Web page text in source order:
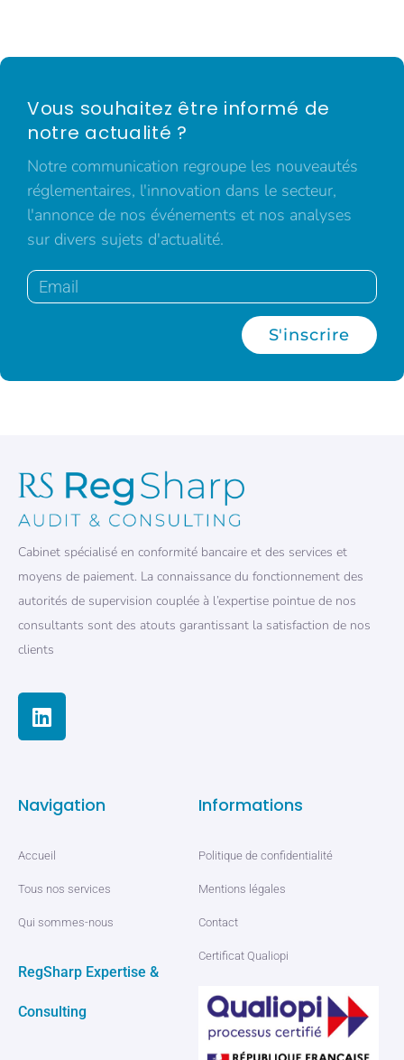
Vous souhaitez être informé de
notre actualité ?
Notre communication regroupe les nouveautés
réglementaires, l'innovation dans le secteur,
l'annonce de nos événements et nos analyses
sur divers sujets d'actualité.
S'inscrire
Cabinet spécialisé en conformité bancaire et des services et
moyens de paiement. La connaissance du fonctionnement des
autorités de supervision couplée à l’expertise pointue de nos
consultants sont des atouts garantissant la satisfaction de nos
clients
Navigation
Accueil
Tous nos services
Qui sommes-nous
RegSharp Expertise &
Consulting
Informations
Politique de confidentialité
Mentions légales
Contact
Certificat Qualiopi